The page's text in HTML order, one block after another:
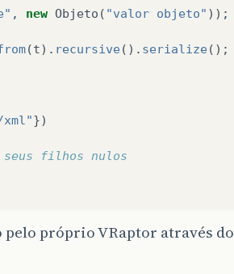
, new Objeto ( "valor objeto" ));
(t). recursive(). serialize();
})
seus filhos nulos
próprio VRaptor através do